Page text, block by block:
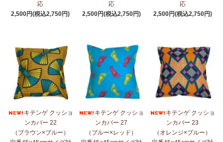
応
2,500円(税込2,750円)
応
2,500円(税込2,750円)
応
2,500円(税込2,750円)
キテンゲ クッショ
ンカバー 22
（ブラウン×ブルー）
キテンゲ クッショ
ンカバー 27
（ブルー×レッド）
キテンゲ クッショ
ンカバー 23
（オレンジ×ブルー）